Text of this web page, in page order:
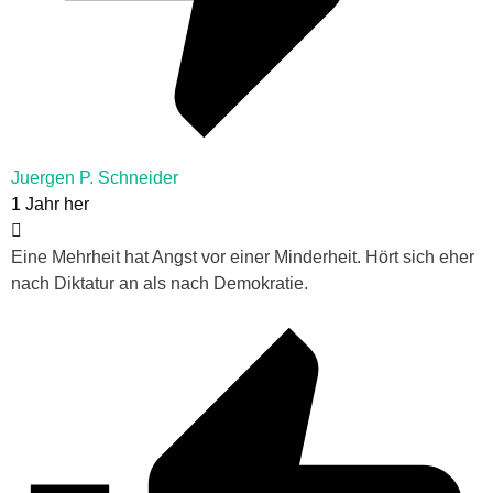
Juergen P. Schneider
1 Jahr her
Eine Mehrheit hat Angst vor einer Minderheit. Hört sich eher
nach Diktatur an als nach Demokratie.